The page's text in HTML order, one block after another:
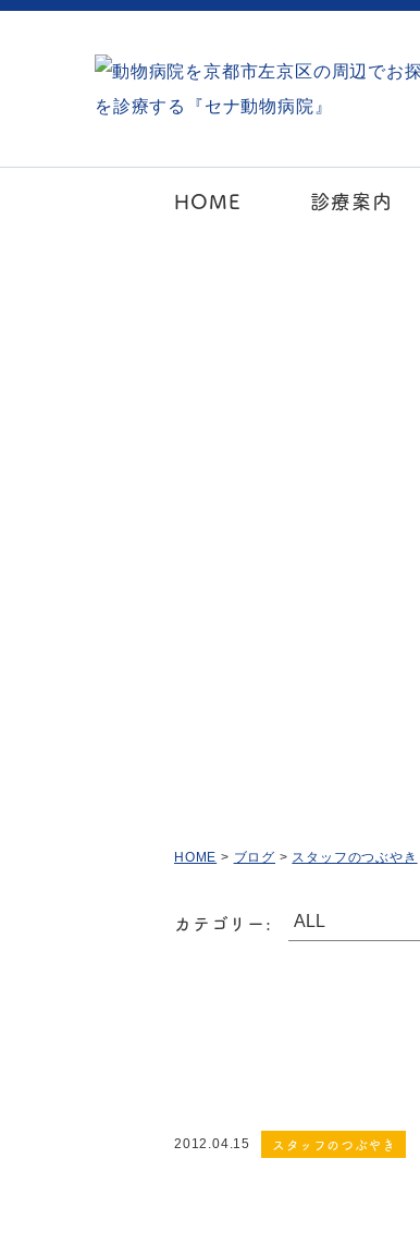
HOME 診療案内
HOME > ブログ > スタッフのつぶやき
カテゴリー:
2012.04.15 スタッフのつぶやき